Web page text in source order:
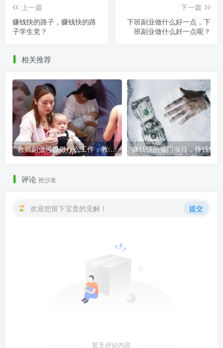
上一篇
赚钱快的路子，赚钱快的路
子学生党？
下一篇
下班副业做什么好一点，下
班副业做什么好一点呢？
相关推荐
教师副业可以做什么工作，教师副业可以做什么工作呢？
评论 抢沙发
欢迎您留下宝贵的见解！ 提交
暂无评论内容